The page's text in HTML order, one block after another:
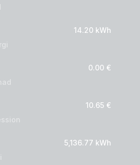
21.30 kWh
0.00 €
10.65 €
5,136.77 kWh